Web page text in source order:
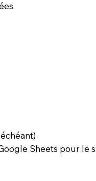
Sheets pour le